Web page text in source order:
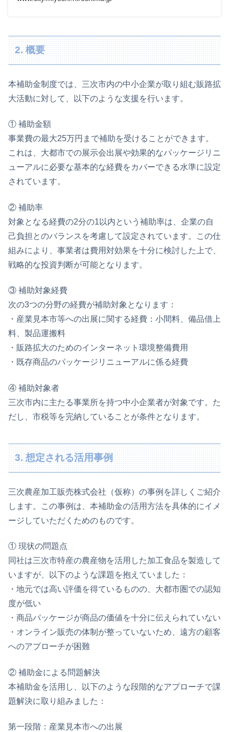
2. 概要
本補助金制度では、三次市内の中小企業が取り組む販路拡
大活動に対して、以下のような支援を行います。
① 補助金額
事業費の最大25万円まで補助を受けることができます。
これは、大都市での展示会出展や効果的なパッケージリニ
ューアルに必要な基本的な経費をカバーできる水準に設定
されています。
② 補助率
対象となる経費の2分の1以内という補助率は、企業の自
己負担とのバランスを考慮して設定されています。この仕
組みにより、事業者は費用対効果を十分に検討した上で、
戦略的な投資判断が可能となります。
③ 補助対象経費
次の3つの分野の経費が補助対象となります：
・産業見本市等への出展に関する経費：小間料、備品借上
料、製品運搬料
・販路拡大のためのインターネット環境整備費用
・既存商品のパッケージリニューアルに係る経費
④ 補助対象者
三次市内に主たる事業所を持つ中小企業者が対象です。た
だし、市税等を完納していることが条件となります。
3. 想定される活用事例
三次農産加工販売株式会社（仮称）の事例を詳しくご紹介
します。この事例は、本補助金の活用方法を具体的にイメ
ージしていただくためのものです。
① 現状の問題点
同社は三次市特産の農産物を活用した加工食品を製造して
いますが、以下のような課題を抱えていました：
・地元では高い評価を得ているものの、大都市圏での認知
度が低い
・商品パッケージが商品の価値を十分に伝えられていない
・オンライン販売の体制が整っていないため、遠方の顧客
へのアプローチが困難
② 補助金による問題解決
本補助金を活用し、以下のような段階的なアプローチで課
題解決に取り組みました：
第一段階：産業見本市への出展